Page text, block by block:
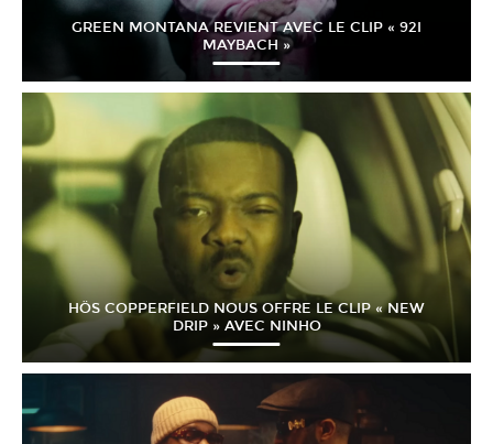
GREEN MONTANA REVIENT AVEC LE CLIP « 92I
MAYBACH »
HÖS COPPERFIELD NOUS OFFRE LE CLIP « NEW
DRIP » AVEC NINHO